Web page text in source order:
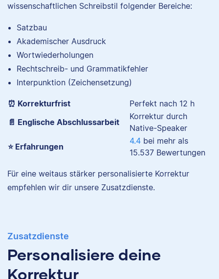
wissenschaftlichen Schreibstil folgender Bereiche:
Satzbau
Akademischer Ausdruck
Wortwiederholungen
Rechtschreib- und Grammatikfehler
Interpunktion (Zeichensetzung)
⏰ Korrekturfrist
Perfekt nach 12 h
📄 Englische Abschlussarbeit
Korrektur durch
Native-Speaker
⭐ Erfahrungen
4.4 bei mehr als
15.537 Bewertungen
Für eine weitaus stärker personalisierte Korrektur
empfehlen wir dir unsere Zusatzdienste.
Zusatzdienste
Personalisiere deine
Korrektur
Richa
Emily